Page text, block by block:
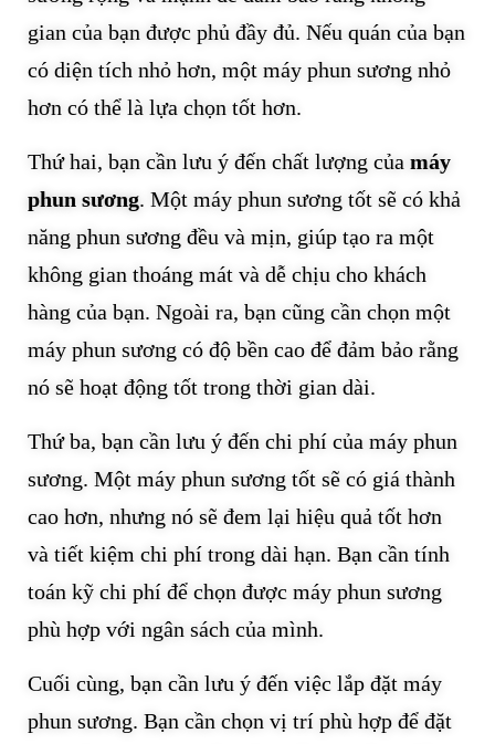
gian của bạn được phủ đầy đủ. Nếu quán của bạn
có diện tích nhỏ hơn, một máy phun sương nhỏ
hơn có thể là lựa chọn tốt hơn.
Thứ hai, bạn cần lưu ý đến chất lượng của máy
phun sương. Một máy phun sương tốt sẽ có khả
năng phun sương đều và mịn, giúp tạo ra một
không gian thoáng mát và dễ chịu cho khách
hàng của bạn. Ngoài ra, bạn cũng cần chọn một
máy phun sương có độ bền cao để đảm bảo rằng
nó sẽ hoạt động tốt trong thời gian dài.
Thứ ba, bạn cần lưu ý đến chi phí của máy phun
sương. Một máy phun sương tốt sẽ có giá thành
cao hơn, nhưng nó sẽ đem lại hiệu quả tốt hơn
và tiết kiệm chi phí trong dài hạn. Bạn cần tính
toán kỹ chi phí để chọn được máy phun sương
phù hợp với ngân sách của mình.
Cuối cùng, bạn cần lưu ý đến việc lắp đặt máy
phun sương. Bạn cần chọn vị trí phù hợp để đặt